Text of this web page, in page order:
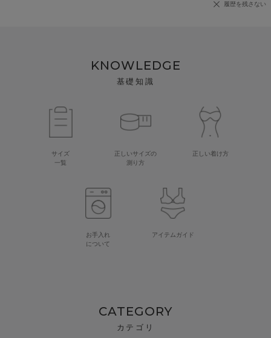
履歴を残さない
KNOWLEDGE
基礎知識
サイズ
一覧
正しいサイズの
測り方
正しい着け方
お手入れ
について
アイテムガイド
CATEGORY
カテゴリ